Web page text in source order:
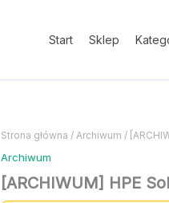
Start Sklep
Strona główna / Archiwum /
Archiwum
[ARCHIWUM] HPE